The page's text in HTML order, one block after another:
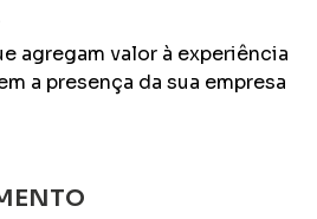
agregam valor à experiência
a presença da sua empresa